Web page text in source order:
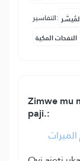
التفاسير:
النفحات المكية
Zimwe mu
paji.: